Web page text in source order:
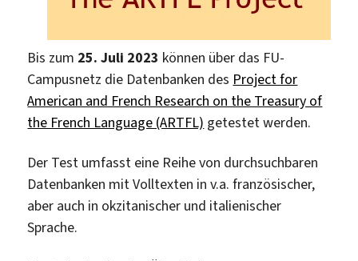
Bis zum 25. Juli 2023 können über das FU-
Campusnetz die Datenbanken des Project for
American and French Research on the Treasury of
the French Language (ARTFL) getestet werden.
Der Test umfasst eine Reihe von durchsuchbaren
Datenbanken mit Volltexten in v.a. französischer,
aber auch in okzitanischer und italienischer
Sprache.